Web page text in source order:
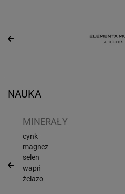
NAUKA
MINERAŁY
cynk
magnez
selen
wapń
żelazo